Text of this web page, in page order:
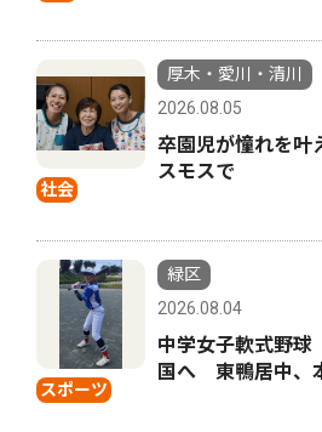
社会
厚木・愛川・清川
2026.08.05
卒園児が憧れを
スモスで
スポーツ
緑区
2026.08.04
中学女子軟式野
国へ 東鴨居中、